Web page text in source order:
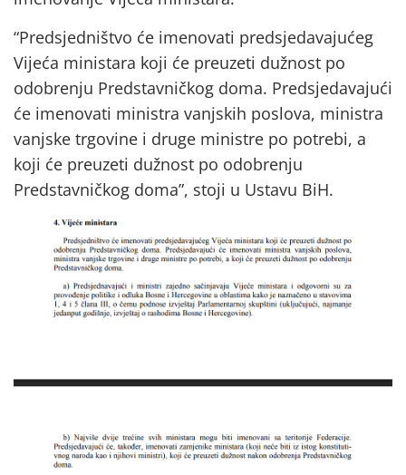
“Predsjedništvo će imenovati predsjedavajućeg
Vijeća ministara koji će preuzeti dužnost po
odobrenju Predstavničkog doma. Predsjedavajući
će imenovati ministra vanjskih poslova, ministra
vanjske trgovine i druge ministre po potrebi, a
koji će preuzeti dužnost po odobrenju
Predstavničkog doma”, stoji u Ustavu BiH.